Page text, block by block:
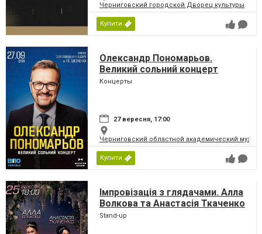
Черниговский городской Дворец культуры
Купити
Олександр Пономарьов.
Великий сольний концерт
Концерты
27 вересня, 17:00
Черниговский областной академический
Купити
Імпровізація з глядачами. Алла
Волкова та Анастасія Ткаченко
Stand-up